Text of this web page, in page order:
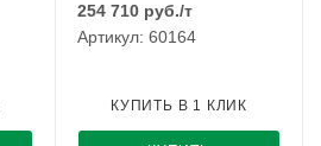
254 710 руб./т
Артикул: 60164
КУПИТЬ В 1 КЛИК